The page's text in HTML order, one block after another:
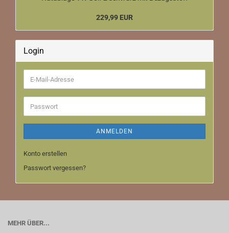
229,99 EUR
Login
E-
Mail-
Adresse
Passwort
ANMELDEN
Konto erstellen
Passwort vergessen?
MEHR ÜBER...